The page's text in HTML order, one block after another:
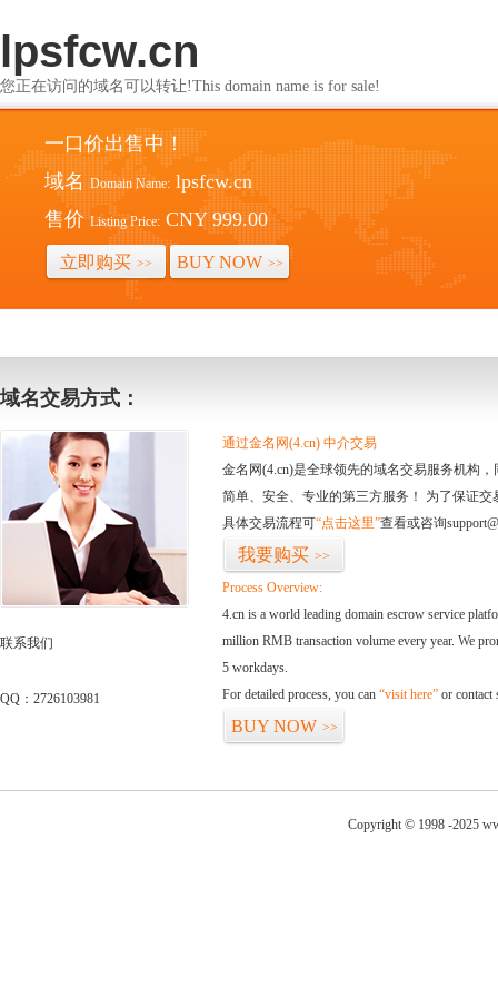
lpsfcw.cn
您正在访问的域名可以转让!This domain name is for sale!
一口价出售中！
域名 Domain Name: lpsfcw.cn
售价 Listing Price: CNY 999.00
立即购买 >> BUY NOW >>
域名交易方式：
联系我们
QQ：2726103981
通过金名网(4.cn) 中介交易
金名网(4.cn)是全球领先的域名交易服务机构
简单、安全、专业的第三方服务！ 为了保证
具体交易流程可“点击这里”查看或咨询
我要购买 >>
Process Overview:
4.cn is a world leading domain escrow service
million RMB transaction volume every year. We
5 workdays.
For detailed process, you can “visit here” or contact
BUY NOW >>
Copyright © 1998 -2025